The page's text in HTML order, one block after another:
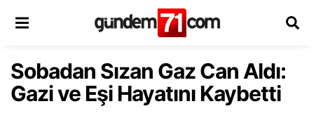
Sobadan Sızan Gaz Can Aldı:
Gazi ve Eşi Hayatını Kaybetti